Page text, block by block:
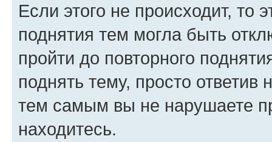
Если этого не происходит, то
поднятия тем могла быть
пройти до повторного
поднять тему, просто ответив
тем самым вы не нарушаете
находитесь.